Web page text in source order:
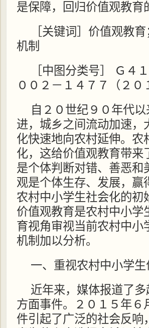
是保障，回归价值观教育
［关键词］价值观教
机制
［中图分类号］ Ｇ４
００２－１４７７（２
自２０世纪９０年代
进，城乡之间流动加速
化快速地向农村延伸。
化，这给价值观教育带
是个体判断对错、善恶
观是个体生存、发展，
农村中小学生社会化的
价值观教育是农村中小
育视角审视当前农村中
机制加以分析。
一、重视农村中小学
近年来，媒体报道了
方面事件。２０１５年
件引起了广泛的社会反